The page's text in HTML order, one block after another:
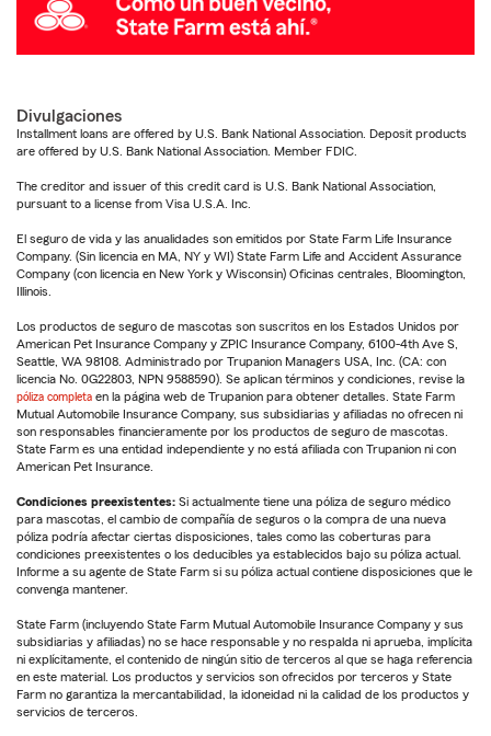
Divulgaciones
Installment loans are offered by U.S. Bank National Association. Deposit products
are offered by U.S. Bank National Association. Member FDIC.
The creditor and issuer of this credit card is U.S. Bank National Association,
pursuant to a license from Visa U.S.A. Inc.
El seguro de vida y las anualidades son emitidos por State Farm Life Insurance
Company. (Sin licencia en MA, NY y WI) State Farm Life and Accident Assurance
Company (con licencia en New York y Wisconsin) Oficinas centrales, Bloomington,
Illinois.
Los productos de seguro de mascotas son suscritos en los Estados Unidos por
American Pet Insurance Company y ZPIC Insurance Company, 6100-4th Ave S,
Seattle, WA 98108. Administrado por Trupanion Managers USA, Inc. (CA: con
licencia No. 0G22803, NPN 9588590). Se aplican términos y condiciones, revise la
póliza completa en la página web de Trupanion para obtener detalles. State Farm
Mutual Automobile Insurance Company, sus subsidiarias y afiliadas no ofrecen ni
son responsables financieramente por los productos de seguro de mascotas.
State Farm es una entidad independiente y no está afiliada con Trupanion ni con
American Pet Insurance.
Condiciones preexistentes: Si actualmente tiene una póliza de seguro médico
para mascotas, el cambio de compañía de seguros o la compra de una nueva
póliza podría afectar ciertas disposiciones, tales como las coberturas para
condiciones preexistentes o los deducibles ya establecidos bajo su póliza actual.
Informe a su agente de State Farm si su póliza actual contiene disposiciones que le
convenga mantener.
State Farm (incluyendo State Farm Mutual Automobile Insurance Company y sus
subsidiarias y afiliadas) no se hace responsable y no respalda ni aprueba, implícita
ni explícitamente, el contenido de ningún sitio de terceros al que se haga referencia
en este material. Los productos y servicios son ofrecidos por terceros y State
Farm no garantiza la mercantabilidad, la idoneidad ni la calidad de los productos y
servicios de terceros.